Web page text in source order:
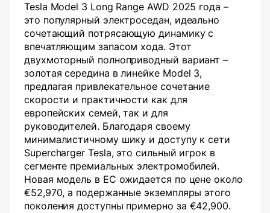
Tesla Model 3 Long Range AWD 2025 года –
это популярный электроседан, идеально
сочетающий потрясающую динамику с
впечатляющим запасом хода. Этот
двухмоторный полноприводный вариант –
золотая середина в линейке Model 3,
предлагая привлекательное сочетание
скорости и практичности как для
европейских семей, так и для
руководителей. Благодаря своему
минималистичному шику и доступу к сети
Supercharger Tesla, это сильный игрок в
сегменте премиальных электромобилей.
Новая модель в ЕС ожидается по цене около
€52,970, а подержанные экземпляры этого
поколения доступны примерно за €42,900.